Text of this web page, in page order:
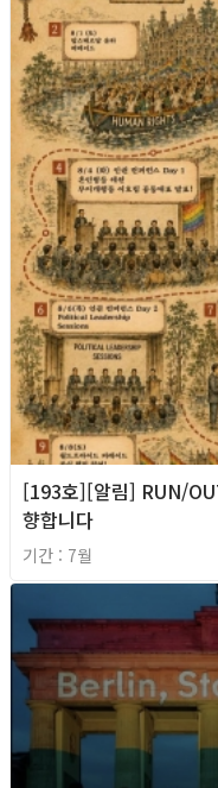
[193호][알림] RUN/
향합니다
기간 : 7월